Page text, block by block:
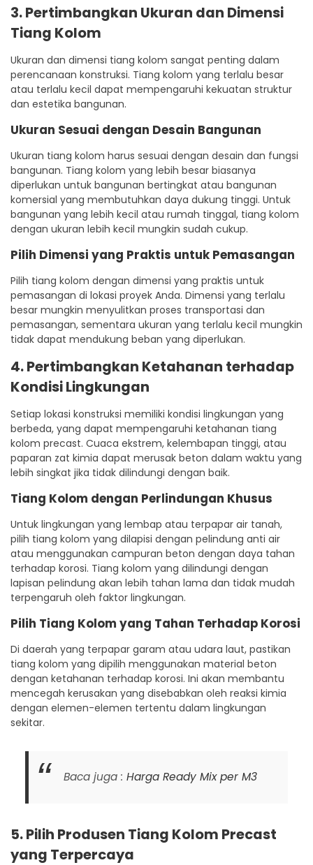
3. Pertimbangkan Ukuran dan Dimensi
Tiang Kolom
Ukuran dan dimensi tiang kolom sangat penting dalam
perencanaan konstruksi. Tiang kolom yang terlalu besar
atau terlalu kecil dapat mempengaruhi kekuatan struktur
dan estetika bangunan.
Ukuran Sesuai dengan Desain Bangunan
Ukuran tiang kolom harus sesuai dengan desain dan fungsi
bangunan. Tiang kolom yang lebih besar biasanya
diperlukan untuk bangunan bertingkat atau bangunan
komersial yang membutuhkan daya dukung tinggi. Untuk
bangunan yang lebih kecil atau rumah tinggal, tiang kolom
dengan ukuran lebih kecil mungkin sudah cukup.
Pilih Dimensi yang Praktis untuk Pemasangan
Pilih tiang kolom dengan dimensi yang praktis untuk
pemasangan di lokasi proyek Anda. Dimensi yang terlalu
besar mungkin menyulitkan proses transportasi dan
pemasangan, sementara ukuran yang terlalu kecil mungkin
tidak dapat mendukung beban yang diperlukan.
4. Pertimbangkan Ketahanan terhadap
Kondisi Lingkungan
Setiap lokasi konstruksi memiliki kondisi lingkungan yang
berbeda, yang dapat mempengaruhi ketahanan tiang
kolom precast. Cuaca ekstrem, kelembapan tinggi, atau
paparan zat kimia dapat merusak beton dalam waktu yang
lebih singkat jika tidak dilindungi dengan baik.
Tiang Kolom dengan Perlindungan Khusus
Untuk lingkungan yang lembap atau terpapar air tanah,
pilih tiang kolom yang dilapisi dengan pelindung anti air
atau menggunakan campuran beton dengan daya tahan
terhadap korosi. Tiang kolom yang dilindungi dengan
lapisan pelindung akan lebih tahan lama dan tidak mudah
terpengaruh oleh faktor lingkungan.
Pilih Tiang Kolom yang Tahan Terhadap Korosi
Di daerah yang terpapar garam atau udara laut, pastikan
tiang kolom yang dipilih menggunakan material beton
dengan ketahanan terhadap korosi. Ini akan membantu
mencegah kerusakan yang disebabkan oleh reaksi kimia
dengan elemen-elemen tertentu dalam lingkungan
sekitar.
Baca juga : Harga Ready Mix per M3
5. Pilih Produsen Tiang Kolom Precast
yang Terpercaya